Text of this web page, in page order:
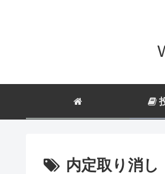
内定取り消し